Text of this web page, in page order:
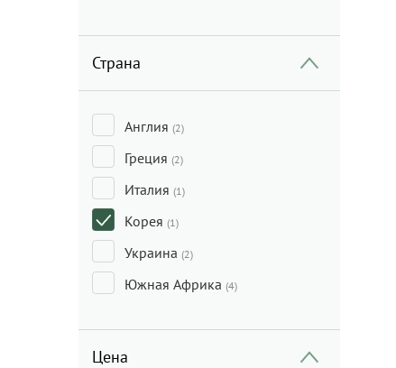
Страна
Англия (2)
Греция (2)
Италия (1)
Корея (1)
Украина (2)
Южная Африка (4)
Цена